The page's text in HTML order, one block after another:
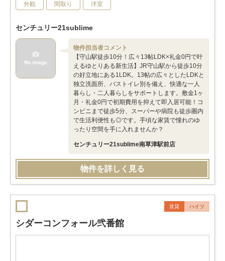
外観 間取り 洋室
センチュリー21sublime
物件担当者コメント
【守山駅徒歩10分！広々13帖LDK×礼金0円で叶
えるゆとりある新生活】JR守山駅から徒歩10分
の好立地にある1LDK。13帖の広々としたLDKと
独立洗面所、バストイレ別を備え、快適な一人
暮らし・二人暮らしをサポートします。敷金1ヶ
月・礼金0円で初期費用を抑えて即入居可能！コ
ンビニまで徒歩5分、スーパーや病院も徒歩圏内
で生活利便性も◎です。手頃な家賃で憧れのゆ
ったり空間を手に入れませんか？
センチュリー21sublime南草津駅前店
物件を詳しく見る
賃貸 ハイツ
シダーコンフォール弐番館